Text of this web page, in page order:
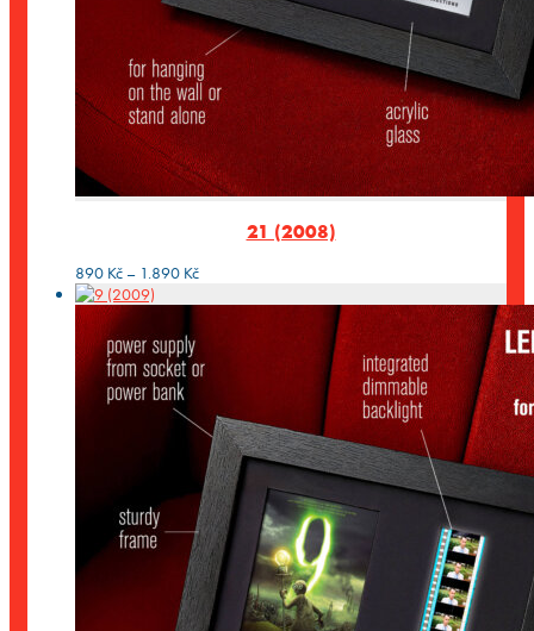
21 (2008)
890 Kč – 1.890 KčRozpětí